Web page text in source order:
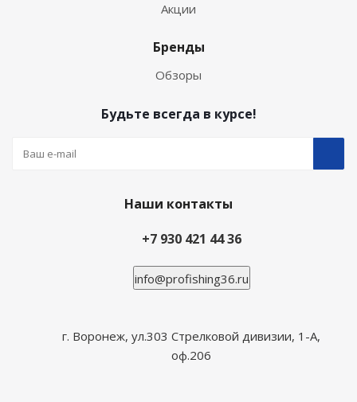
Акции
Бренды
Обзоры
Будьте всегда в курсе!
Наши контакты
+7 930 421 44 36
info@profishing36.ru
г. Воронеж, ул.303 Стрелковой дивизии, 1-А,
оф.206